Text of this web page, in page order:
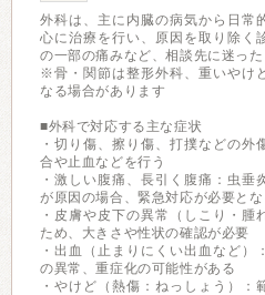
外科は、主に内臓の病気から日常
心に治療を行い、原因を取り除く
の一部の痛みなど、相談先に迷った
※骨・関節は整形外科、重いやけ
なる場合があります
■外科で対応する主な症状
・切り傷、擦り傷、打撲などの外
合や止血などを行う
・激しい腹痛、長引く腹痛：虫垂
が原因の場合、緊急対応が必要と
・皮膚や皮下の異常（しこり・腫
ため、大きさや性状の確認が必要
・出血（止まりにくい出血など）
の異常、重症化の可能性がある
・やけど（熱傷：ねっしょう）：